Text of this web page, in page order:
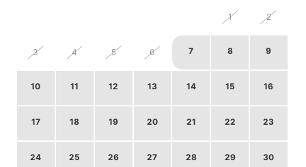
1 2
3 4 5 6 7 8 9
10 11 12 13 14 15 16
17 18 19 20 21 22 23
24 25 26 27 28 29 30